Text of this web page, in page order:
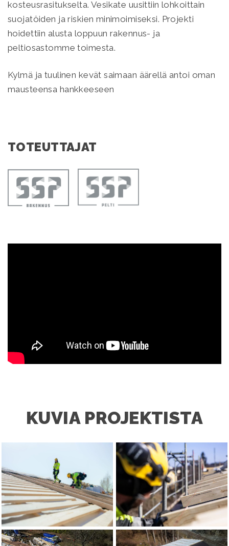
kosteusrasitukselta. Vesikate uusittiin lohkoittain
suojatöiden ja riskien minimoimiseksi. Projekti
hoidettiin alusta loppuun rakennus- ja
peltiosastomme toimesta.
Kylmä ja tuulinen kevät saimaan äärellä antoi oman
mausteensa hankkeeseen
TOTEUTTAJAT
KUVIA PROJEKTISTA